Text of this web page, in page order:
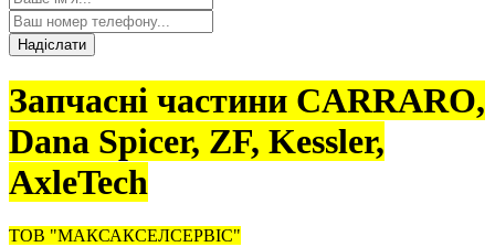
Надіслати
Запчасні частини CARRARO,
Dana Spicer, ZF, Kessler,
AxleTech
ТОВ "МАКСАКСЕЛСЕРВІС"